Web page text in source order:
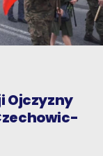
Ojczyzny